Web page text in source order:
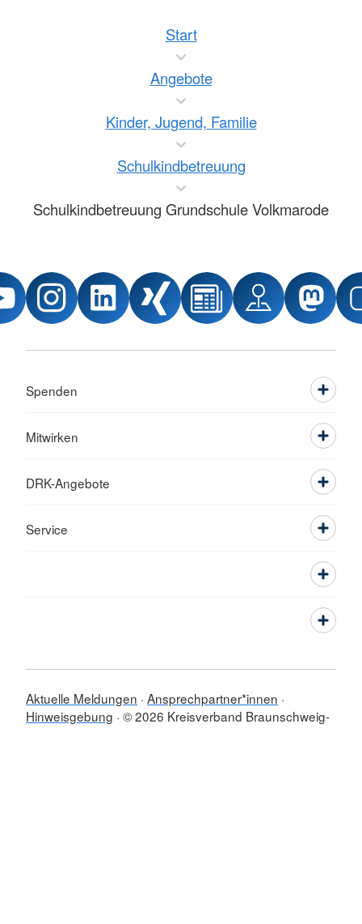
Start
Angebote
Kinder, Jugend, Familie
Schulkindbetreuung
Schulkindbetreuung Grundschule Volkmarode
Spenden
Mitwirken
DRK-Angebote
Service
Aktuelle Meldungen Ansprechpartner*innen
Hinweisgebung © 2026 Kreisverband Braunschweig-